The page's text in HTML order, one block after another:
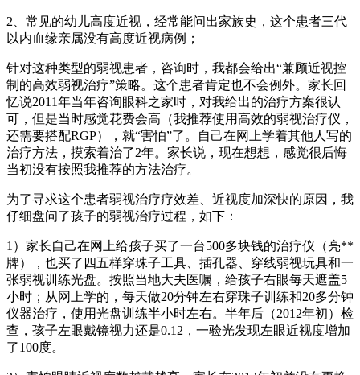
2、常见的幼儿高度近视，经常能问出家族史，这个患者三代
以内血缘亲属没有高度近视病例；
针对这种类型的弱视患者，咨询时，我都会给出“兼顾近视控
制的高效弱视治疗”策略。这个患者肯定也不会例外。家长回
忆说2011年当年咨询眼科之家时，对我给出的治疗方案很认
可，但是当时感觉花费会高（我推荐使用高效的弱视治疗仪，
还需要搭配RGP），就“害怕”了。自己在网上学着其他人写的
治疗方法，摸索着治了2年。家长说，现在想想，感觉很后悔
当初没有按照我推荐的方法治疗。
为了寻求这个患者弱视治疗疗效差、近视度加深快的原因，我
仔细盘问了孩子的弱视治疗过程，如下：
1）家长自己在网上给孩子买了一台500多块钱的治疗仪（亮**
牌），也买了四五样穿珠子工具、插孔器、穿线弱视玩具和一
张弱视训练光盘。按照当地大夫医嘱，给孩子右眼每天遮盖5
小时；从网上学的，每天做20分钟左右穿珠子训练和20多分钟
仪器治疗，使用光盘训练半小时左右。半年后（2012年初）检
查，孩子左眼戴镜视力还是0.12，一验光发现左眼近视度增加
了100度。